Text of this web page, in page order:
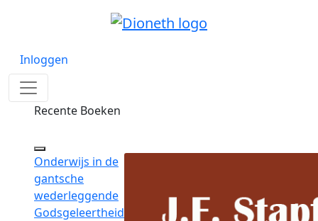
Inloggen
Recente Boeken
Onderwijs in de
gantsche
wederleggende
Godsgeleertheid